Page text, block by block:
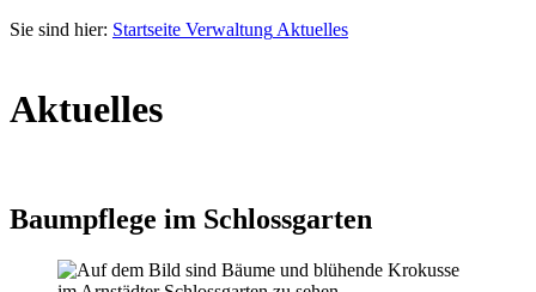
Sie sind hier: Startseite Verwaltung Aktuelles
Aktuelles
Baumpflege im Schlossgarten